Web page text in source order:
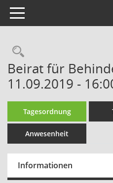
Toggle navigation
Beirat für
11.09.2019 -
Tagesordnung
Anwesenheit
Informationen